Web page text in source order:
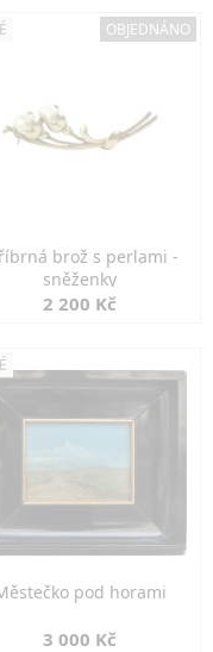
OBJEDNÁNO
brož s perlami -
sněženky
2 200 Kč
pod horami
3 000 Kč